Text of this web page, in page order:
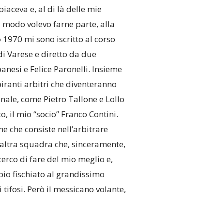
e, al di là delle mie
volevo farne parte, alla
mi sono iscritto al corso
Varese e diretto da due
e Felice Paronelli. Insieme
arbitri che diventeranno
come Pietro Tallone e Lollo
il mio “socio” Franco Contini.
che consiste nell’arbitrare
squadra che, sinceramente,
di fare del mio meglio e,
fischiato al grandissimo
Però il messicano volante,